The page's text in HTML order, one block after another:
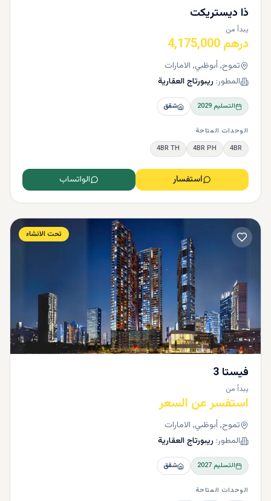
ذا ديستريكت
يبدأ من
درهم 4,175,000
تموح, أبوظبي, الامارات
المطور: ريبورتاج العقارية
التسليم2029 شقق
الوحدات المتاحة
4BR
4BR PH
4BR TH
استفسار الواتساب
تحت الانشاء
فيستا 3
يبدأ من
استفسر عن السعر
تموح, أبوظبي, الامارات
المطور: ريبورتاج العقارية
التسليم2027 شقق
الوحدات المتاحة